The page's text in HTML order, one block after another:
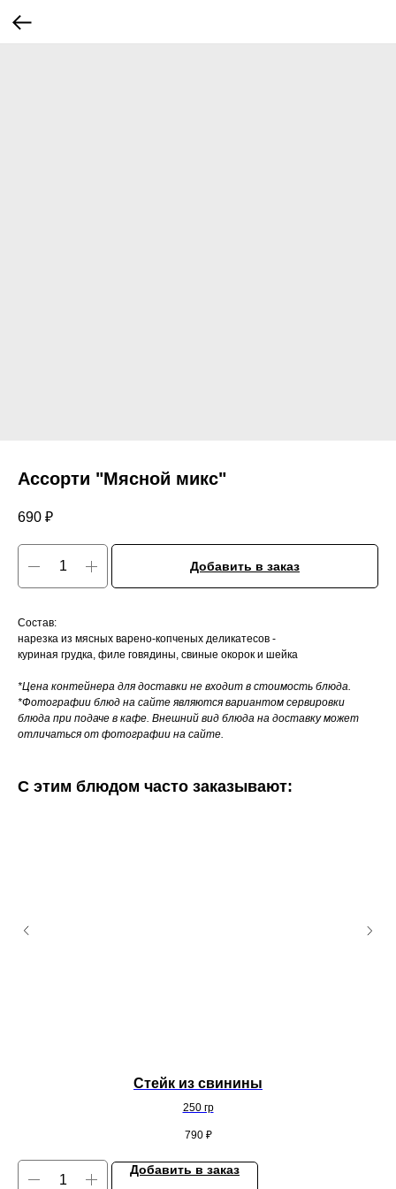
Ассорти "Мясной микс"
690 ₽
Добавить в заказ
Состав:
нарезка из мясных варено-копченых деликатесов -
куриная грудка, филе говядины, свиные окорок и шейка
*Цена контейнера для доставки не входит в стоимость блюда.
*Фотографии блюд на сайте являются вариантом сервировки
блюда при подаче в кафе. Внешний вид блюда на доставку может
отличаться от фотографии на сайте.
С этим блюдом часто заказывают:
Стейк из свинины
250 гр
790 ₽
Добавить в заказ